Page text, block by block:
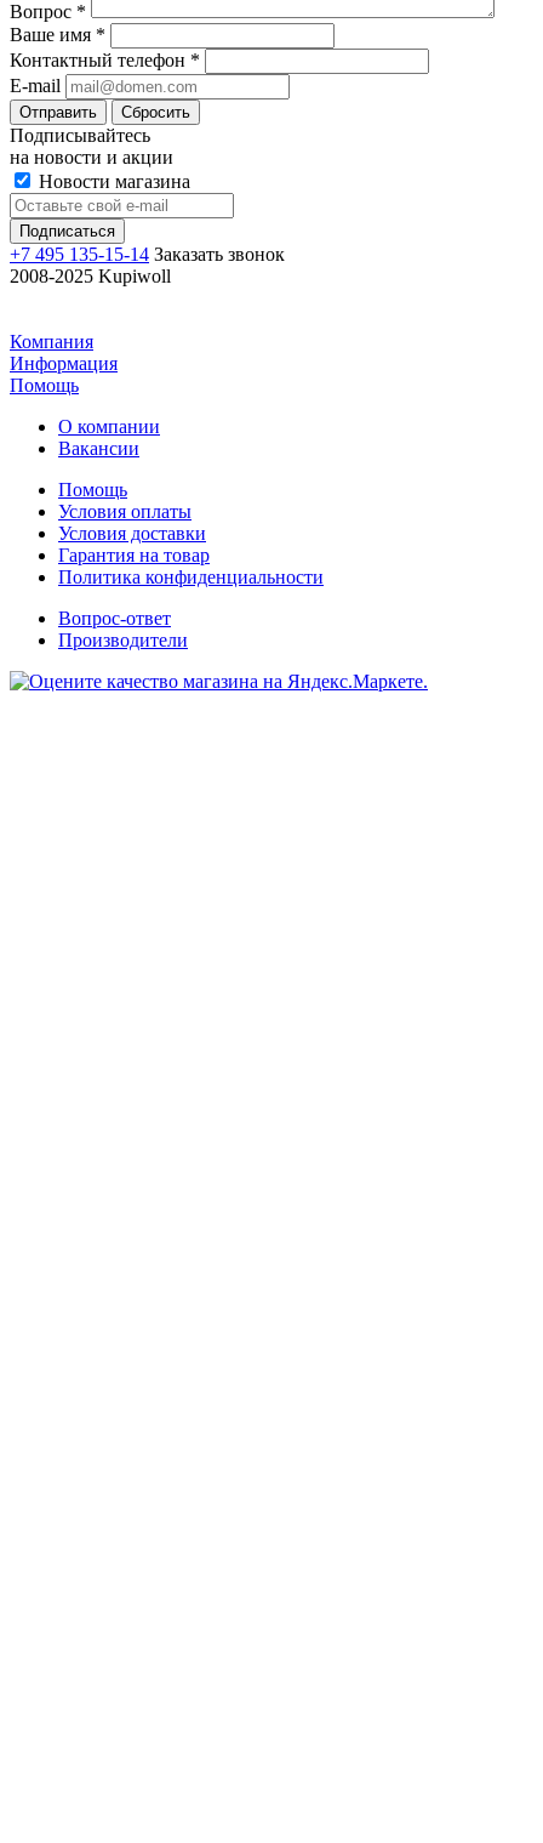
Вопрос *
Ваше имя *
Контактный телефон *
E-mail
Отправить Сбросить
Подписывайтесь
на новости и акции
Новости магазина
+7 495 135-15-14 Заказать звонок
2008-2025 Kupiwoll
Компания
Информация
Помощь
О компании
Вакансии
Помощь
Условия оплаты
Условия доставки
Гарантия на товар
Политика конфиденциальности
Вопрос-ответ
Производители